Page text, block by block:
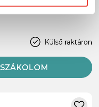
Külső raktáron
SZÁKOLOM